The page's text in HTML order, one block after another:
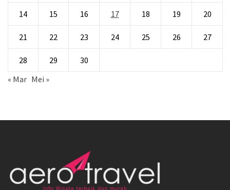
14 15 16 17 18 19 20
21 22 23 24 25 26 27
28 29
30
« Mar Mei »